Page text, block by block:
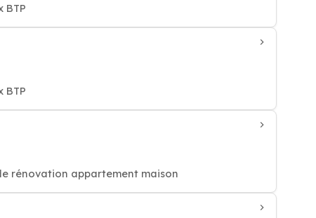
BTP
BTP
rénovation appartement maison